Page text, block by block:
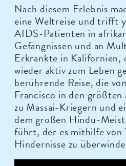
Nach diesem Erlebnis
eine Weltreise und trifft
AIDS-Patienten in
Gefängnissen und an
Erkrankte in Kalifornien,
wieder aktiv zum Leben
berührende Reise, die
Francisco in den
zu Massai-Kriegern und
dem großen Hindu-
führt, der es mithilfe von
Hindernisse zu